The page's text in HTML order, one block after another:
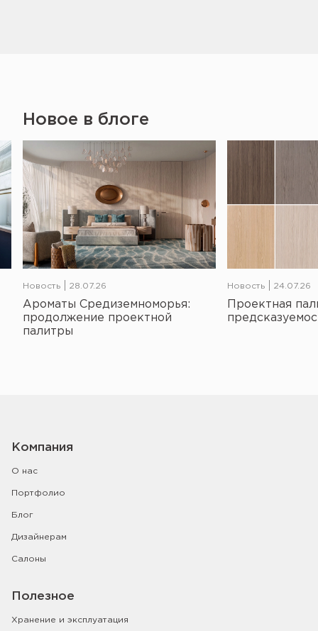
Новое в блоге
Новость 28.07.26
Ароматы Средиземноморья:
продолжение проектной
палитры
Новость 24.07.26
Проектная
Компания
О нас
Портфолио
Блог
Дизайнерам
Салоны
Полезное
Хранение и эксплуатация